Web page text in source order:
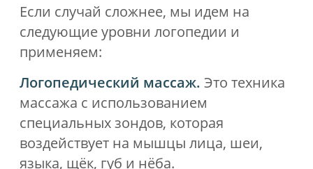
В ряде случаев для решения речевых
лечения задержки речевого развития,
алалии и дизартрии. Суть ТЛНС
заключается в электростимуляции
передней поверхности языка. Именно
нервных окончаний. Воздействие на
них стимулирует головной мозг, что
дает мощный толчок для речевого
развития.